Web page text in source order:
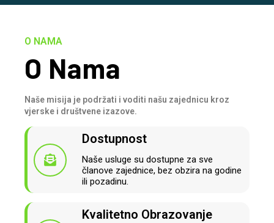
O NAMA
O Nama
Naše misija je podržati i voditi našu zajednicu kroz
vjerske i društvene izazove.
Dostupnost
Naše usluge su dostupne za sve
članove zajednice, bez obzira na godine
ili pozadinu.
Kvalitetno Obrazovanje